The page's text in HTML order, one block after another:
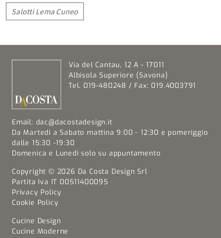
Salotti Lema Cuneo
Via del Cantau, 12 A - 17011
Albisola Superiore (Savona)
Tel. 019-480248 / Fax: 019.4003791
Email: dac@dacostadesign.it
Da Martedi a Sabato mattina 9:00 - 12:30 e pomeriggio
dalle 15:30 -19:30
Domenica e Lunedi solo su appuntamento
Copyright © 2026 Da Costa Design Srl
Partita Iva IT 00511400095
Privacy Policy
Cookie Policy
Cucine Design
Cucine Moderne